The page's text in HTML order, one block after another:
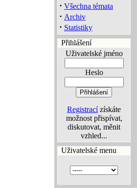
· Všechna témata
· Archiv
· Statistiky
Přihlášení
Uživatelské jméno
Heslo
Registracízískáte
možnost přispívat,
diskutovat, měnit
vzhled...
Uživatelské menu